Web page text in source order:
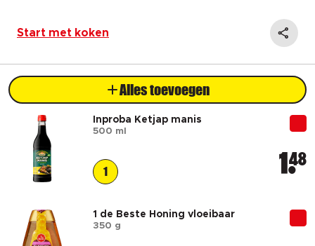
Start met koken
Alles toevoegen
Inproba Ketjap manis
500 ml
1 1 48
1 de Beste Honing vloeibaar
350 g